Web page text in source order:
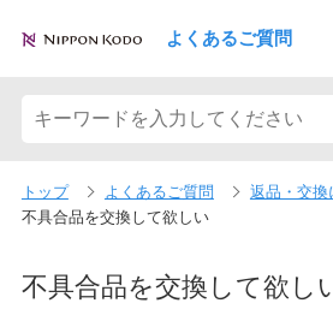
よくあるご質問
トップ よくあるご質問
返品・交換
不具合品を交換して欲しい
不具合品を交換して欲し